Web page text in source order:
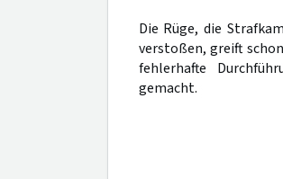
Die Rüge, die
verstoßen, greift
fehlerhafte
gemacht.